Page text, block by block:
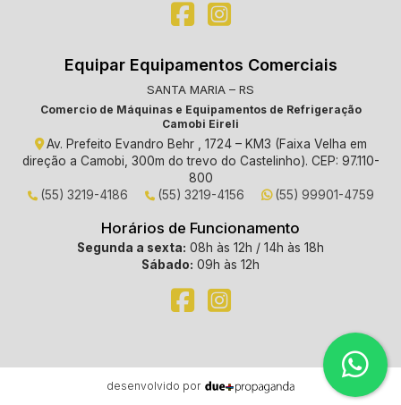
Equipar Equipamentos Comerciais
SANTA MARIA – RS
Comercio de Máquinas e Equipamentos de Refrigeração
Camobi Eireli
Av. Prefeito Evandro Behr , 1724 – KM3 (Faixa Velha em
direção a Camobi, 300m do trevo do Castelinho). CEP: 97.110-
800
(55) 3219-4186
(55) 3219-4156 (55) 99901-4759
Horários de Funcionamento
Segunda a sexta: 08h às 12h / 14h às 18h
Sábado: 09h às 12h
desenvolvido por